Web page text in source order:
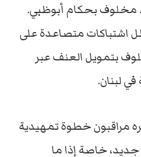
مخلوف بحكام أبوظبي.
اشتباكات متصاعدة على
بتمويل العنف عبر
لبنان.
مراقبون خطوة تمهيدية
خاصة إذا ما